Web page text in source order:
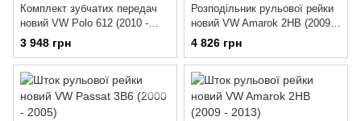
Комплект зубчатих передач
новий VW Polo 612 (2010 -
2024)
3 948 грн
Розподільник рульової рейки
новий VW Amarok 2HB (2009 -
2013)
4 826 грн